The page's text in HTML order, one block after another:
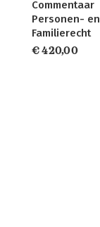
Commentaar
Personen- en
Familierecht
€ 420,00